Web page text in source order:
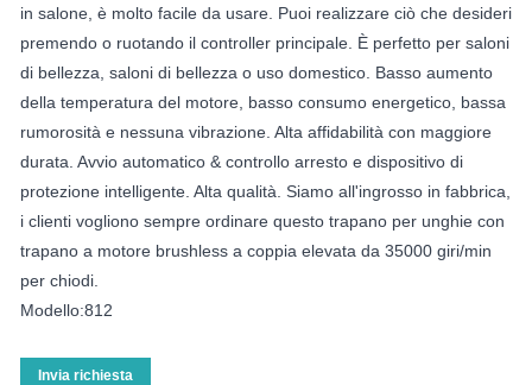
in salone, è molto facile da usare. Puoi realizzare ciò che desideri
premendo o ruotando il controller principale. È perfetto per saloni
di bellezza, saloni di bellezza o uso domestico. Basso aumento
della temperatura del motore, basso consumo energetico, bassa
rumorosità e nessuna vibrazione. Alta affidabilità con maggiore
durata. Avvio automatico & controllo arresto e dispositivo di
protezione intelligente. Alta qualità. Siamo all'ingrosso in fabbrica,
i clienti vogliono sempre ordinare questo trapano per unghie con
trapano a motore brushless a coppia elevata da 35000 giri/min
per chiodi.
Modello:812
Invia richiesta